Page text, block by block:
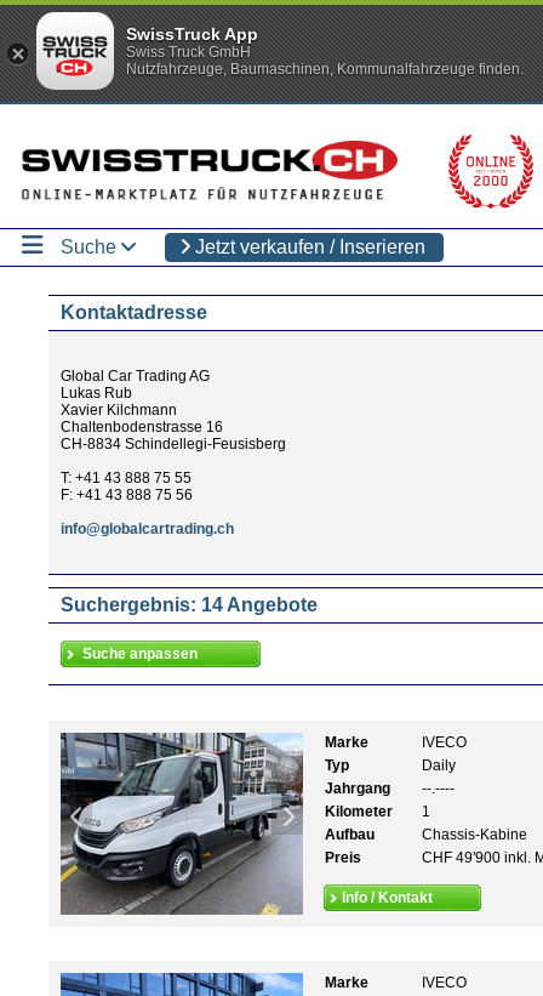
Suche Jetzt verkaufen / Inserieren
Kontaktadresse
Global Car Trading AG
Lukas Rub
Xavier Kilchmann
Chaltenbodenstrasse 16
CH-8834 Schindellegi-Feusisberg
T: +41 43 888 75 55
F: +41 43 888 75 56
info@globalcartrading.ch
Suchergebnis: 14 Angebote
Marke
IVECO
Typ
Daily
Jahrgang
--.----
Kilometer
1
Aufbau
Chassis-Kabine
Preis
CHF 49'900 inkl.
Info / Kontakt
Marke
IVECO
SwissTruck App
Swiss Truck GmbH
Nutzfahrzeuge, Baumaschinen, Kommunalfahrzeuge finden.